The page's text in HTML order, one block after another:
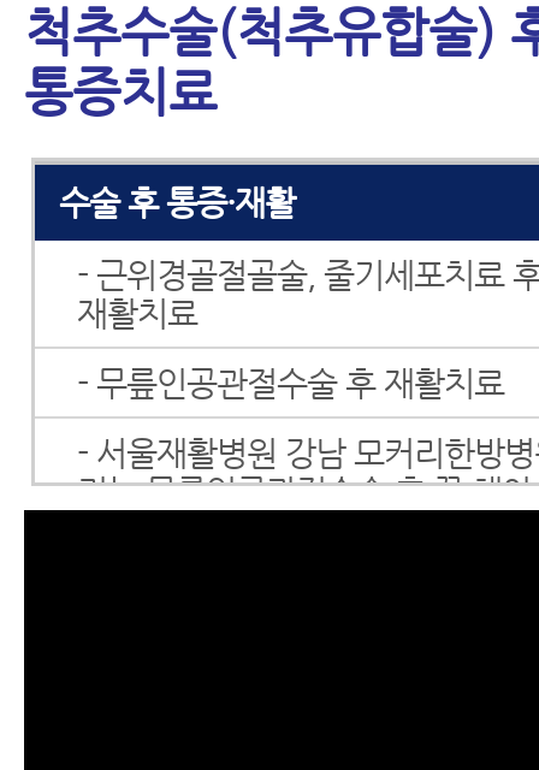
척추수술(척추유합술)
통증치료
척추운동법
섬유근육통
수술 후 통증·재활
- 근위경골절골술, 줄기세포치료
재활치료
- 무릎인공관절수술 후 재활치료
- 서울재활병원 강남 모커리한방
리는 무릎인공관절수술 후 꼭 해